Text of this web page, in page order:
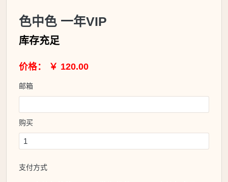
色中色 一年VIP
库存充足
价格： ￥ 120.00
邮箱
购买
支付方式